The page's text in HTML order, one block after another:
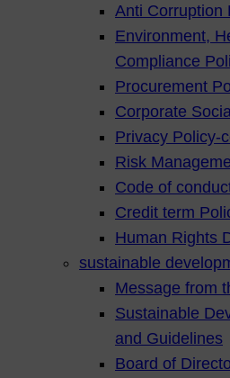
Anti Corruption
Environment,
Compliance
Procurement
Corporate
Privacy Policy-
Risk
Code of
Credit term
Human Rights
sustainable
Message from
Sustainable
and Guidelines
Board of